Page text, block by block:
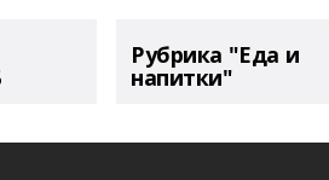
Рубрика "Еда и
напитки"